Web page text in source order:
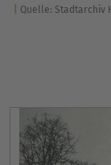
Quelle: Stadtarchiv